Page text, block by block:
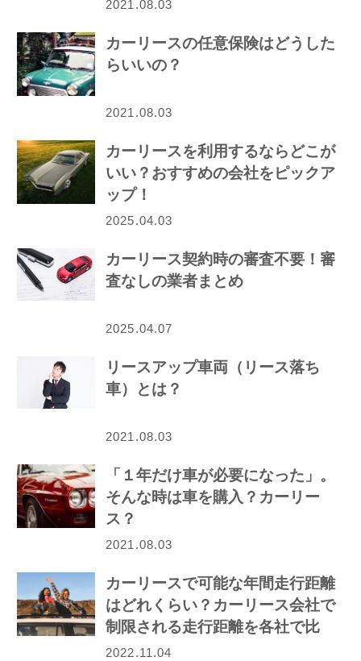
2021.08.03
カーリースの任意保険はどうした
らいいの？
2021.08.03
カーリースを利用するならどこが
いい？おすすめの会社をピックア
ップ！
2025.04.03
カーリース契約時の審査不要！審
査なしの業者まとめ
2025.04.07
リースアップ車両（リース落ち
車）とは？
2021.08.03
「１年だけ車が必要になった」。
そんな時は車を購入？カーリー
ス？
2021.08.03
カーリースで可能な年間走行距離
はどれくらい？カーリース会社で
制限される走行距離を各社で比
較！
2022.11.04